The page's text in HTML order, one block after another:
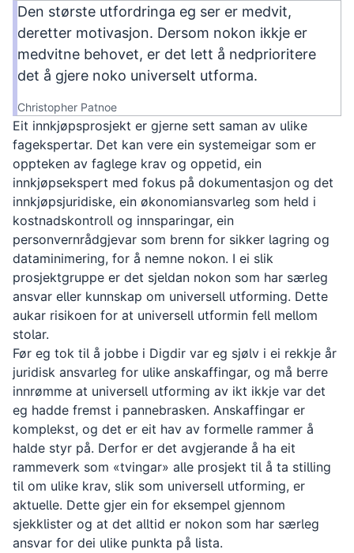
Den største utfordringa eg ser er medvit,
deretter motivasjon. Dersom nokon ikkje er
medvitne behovet, er det lett å nedprioritere
det å gjere noko universelt utforma.
Christopher Patnoe
Eit innkjøpsprosjekt er gjerne sett saman av ulike
fagekspertar. Det kan vere ein systemeigar som er
oppteken av faglege krav og oppetid, ein
innkjøpsekspert med fokus på dokumentasjon og det
innkjøpsjuridiske, ein økonomiansvarleg som held i
kostnadskontroll og innsparingar, ein
personvernrådgjevar som brenn for sikker lagring og
dataminimering, for å nemne nokon. I ei slik
prosjektgruppe er det sjeldan nokon som har særleg
ansvar eller kunnskap om universell utforming. Dette
aukar risikoen for at universell utformin fell mellom
stolar.
Før eg tok til å jobbe i Digdir var eg sjølv i ei rekkje år
juridisk ansvarleg for ulike anskaffingar, og må berre
innrømme at universell utforming av ikt ikkje var det
eg hadde fremst i pannebrasken. Anskaffingar er
komplekst, og det er eit hav av formelle rammer å
halde styr på. Derfor er det avgjerande å ha eit
rammeverk som «tvingar» alle prosjekt til å ta stilling
til om ulike krav, slik som universell utforming, er
aktuelle. Dette gjer ein for eksempel gjennom
sjekklister og at det alltid er nokon som har særleg
ansvar for dei ulike punkta på lista.